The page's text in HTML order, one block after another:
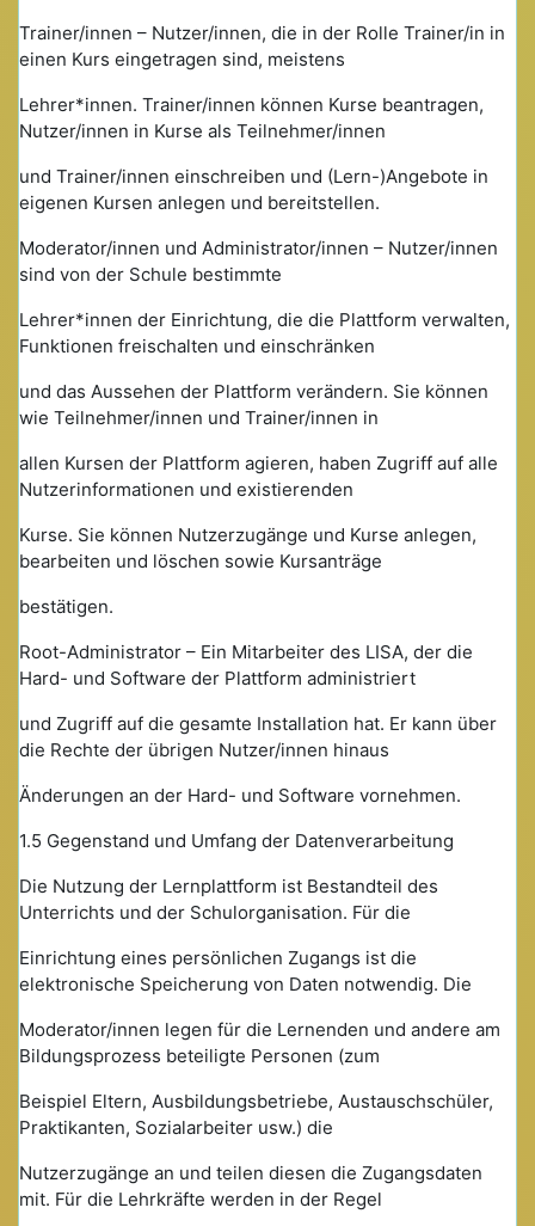
Trainer/innen – Nutzer/innen, die in der Rolle Trainer/in in
einen Kurs eingetragen sind, meistens
Lehrer*innen. Trainer/innen können Kurse beantragen,
Nutzer/innen in Kurse als Teilnehmer/innen
und Trainer/innen einschreiben und (Lern-)Angebote in
eigenen Kursen anlegen und bereitstellen.
Moderator/innen und Administrator/innen – Nutzer/innen
sind von der Schule bestimmte
Lehrer*innen der Einrichtung, die die Plattform verwalten,
Funktionen freischalten und einschränken
und das Aussehen der Plattform verändern. Sie können
wie Teilnehmer/innen und Trainer/innen in
allen Kursen der Plattform agieren, haben Zugriff auf alle
Nutzerinformationen und existierenden
Kurse. Sie können Nutzerzugänge und Kurse anlegen,
bearbeiten und löschen sowie Kursanträge
bestätigen.
Root-Administrator – Ein Mitarbeiter des LISA, der die
Hard- und Software der Plattform administriert
und Zugriff auf die gesamte Installation hat. Er kann über
die Rechte der übrigen Nutzer/innen hinaus
Änderungen an der Hard- und Software vornehmen.
1.5 Gegenstand und Umfang der Datenverarbeitung
Die Nutzung der Lernplattform ist Bestandteil des
Unterrichts und der Schulorganisation. Für die
Einrichtung eines persönlichen Zugangs ist die
elektronische Speicherung von Daten notwendig. Die
Moderator/innen legen für die Lernenden und andere am
Bildungsprozess beteiligte Personen (zum
Beispiel Eltern, Ausbildungsbetriebe, Austauschschüler,
Praktikanten, Sozialarbeiter usw.) die
Nutzerzugänge an und teilen diesen die Zugangsdaten
mit. Für die Lehrkräfte werden in der Regel